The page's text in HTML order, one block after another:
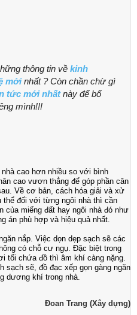
thông tin về kinh
mớinhất ? Còn chần chừ gì
tức mới nhấtnày để bổ
mình!!!
cao hơn nhiều so với bình
cao vươn thẳng để góp phần cân
Về cơ bản, cách hóa giải và xử
thể đối với từng ngôi nhà thì cần
của miếng đất hay ngôi nhà đó như
án phù hợp và hiệu quả nhất.
nắp. Việc dọn dẹp sạch sẽ các
có chỗ cư ngụ. Đặc biệt trong
tối chứa đồ thì âm khí càng nặng.
sạch sẽ, đồ đạc xếp gọn gàng ngăn
dương khí trong nhà.
Đoan Trang (Xây dựng)